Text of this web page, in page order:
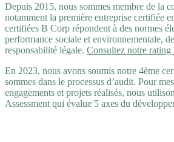
Depuis 2015, nous sommes membre de la
notamment la première entreprise certifiée
certifiées B Corp répondent à des normes
performance sociale et environnementale,
responsabilité légale. Consultez notre
En 2023, nous avons soumis notre 4ème
sommes dans le processus d’audit. Pour
engagements et projets réalisés, nous
Assessment qui évalue 5 axes du